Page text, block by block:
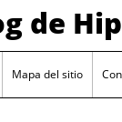
de
Mapa del sitio
hipotecario
en España:
¿Cómo afectan